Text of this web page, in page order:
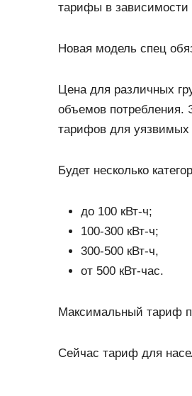
тарифы в зависимости
Новая модель спец
Цена для различных
объемов потребления.
тарифов для уязвимых
Будет несколько
до 100 кВт-ч;
100-300 кВт-ч;
300-500 кВт-ч,
от 500 кВт-час.
Максимальный тариф
Сейчас тариф для